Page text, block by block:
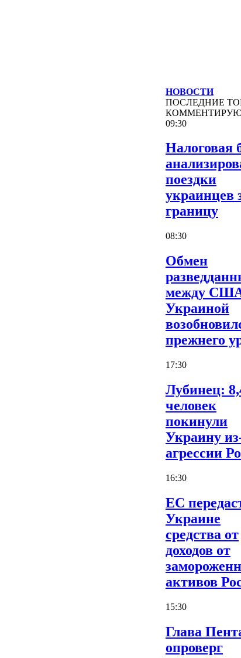
НОВОСТИ
ПОСЛЕДНИЕ
09:30
Налоговая
поездки
украинцев
границу
08:30
Обмен
между
Украиной
прежнего
17:30
Лубинец:
человек
покинули
Украину
агрессии
16:30
ЕС
Украине
средства от
доходов от
активов
15:30
Глава
опроверг